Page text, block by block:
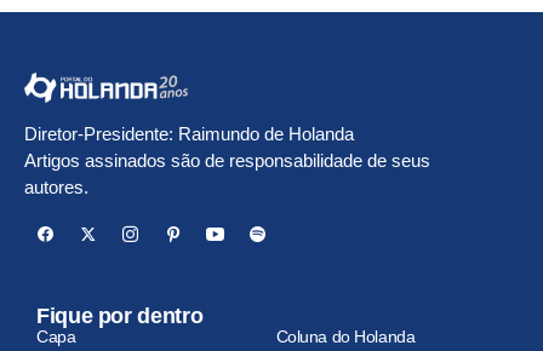
Diretor-Presidente: Raimundo de Holanda
Artigos assinados são de responsabilidade de seus
autores.
Fique por dentro
Capa Coluna do Holanda